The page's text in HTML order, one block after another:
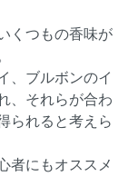
くつもの香味が
、ブルボンのイ
、それらが合わ
られると考えら
者にもオススメ